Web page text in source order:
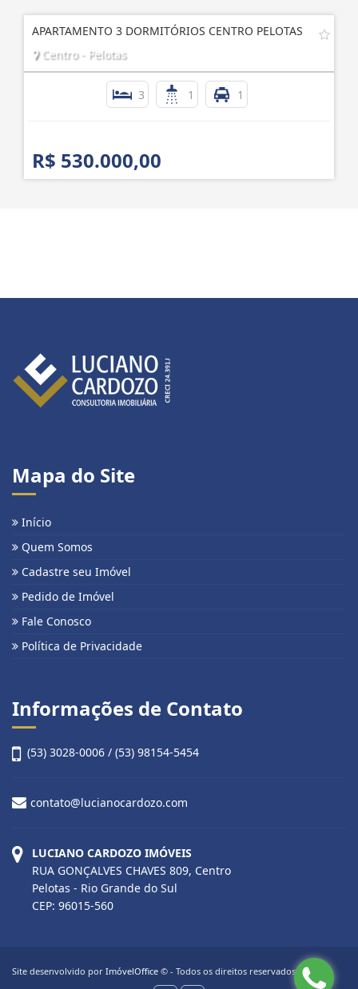
APARTAMENTO 3 DORMITÓRIOS CENTRO PELOTAS
Centro - Pelotas
3 1 1
R$ 530.000,00
Mapa do Site
Início
Quem Somos
Cadastre seu Imóvel
Pedido de Imóvel
Fale Conosco
Política de Privacidade
Informações de Contato
(53) 3028-0006 / (53) 98154-5454
contato@lucianocardozo.com
LUCIANO CARDOZO IMÓVEIS
RUA GONÇALVES CHAVES 809, Centro
Pelotas - Rio Grande do Sul
CEP: 96015-560
Site desenvolvido por ImóvelOffice © - Todos os direitos reservados